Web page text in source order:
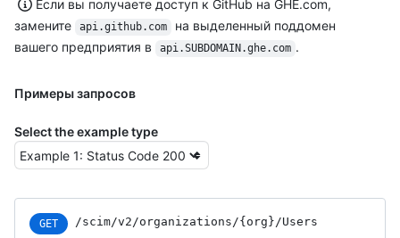
Если вы получаете доступ к GitHub на GHE.com,
замените
api.github.com
на выделенный поддомен
вашего предприятия в
api.SUBDOMAIN.ghe.com .
Примеры запросов
Select the example type
GET /scim/v2/organizations/{org}/Users